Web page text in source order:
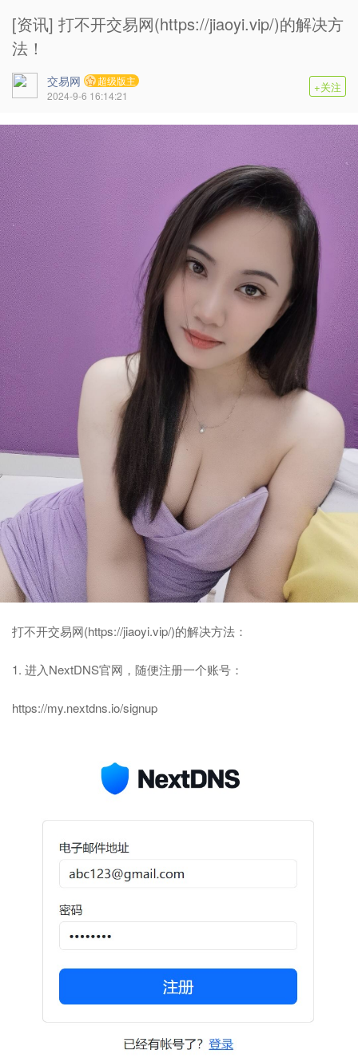
[资讯] 打不开交易网(https://jiaoyi.vip/)的解决方
法！
交易网
超级版主
2024-9-6 16:14:21
+关注
打不开交易网(https://jiaoyi.vip/)的解决方法：
1. 进入NextDNS官网，随便注册一个账号：
https://my.nextdns.io/signup